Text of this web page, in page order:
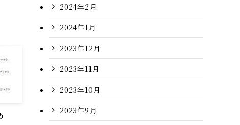
2024年2月
2024年1月
2023年12月
2023年11月
2023年10月
2023年9月